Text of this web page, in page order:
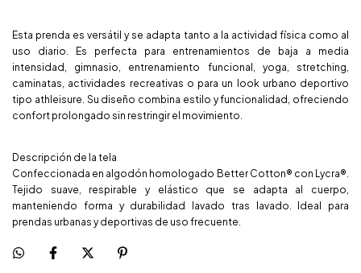
Esta prenda es versátil y se adapta tanto a la actividad física como al
uso diario. Es perfecta para entrenamientos de baja a media
intensidad, gimnasio, entrenamiento funcional, yoga, stretching,
caminatas, actividades recreativas o para un look urbano deportivo
tipo athleisure. Su diseño combina estilo y funcionalidad, ofreciendo
confort prolongado sin restringir el movimiento.
Descripción de la tela
Confeccionada en algodón homologado Better Cotton® con Lycra®.
Tejido suave, respirable y elástico que se adapta al cuerpo,
manteniendo forma y durabilidad lavado tras lavado. Ideal para
prendas urbanas y deportivas de uso frecuente.